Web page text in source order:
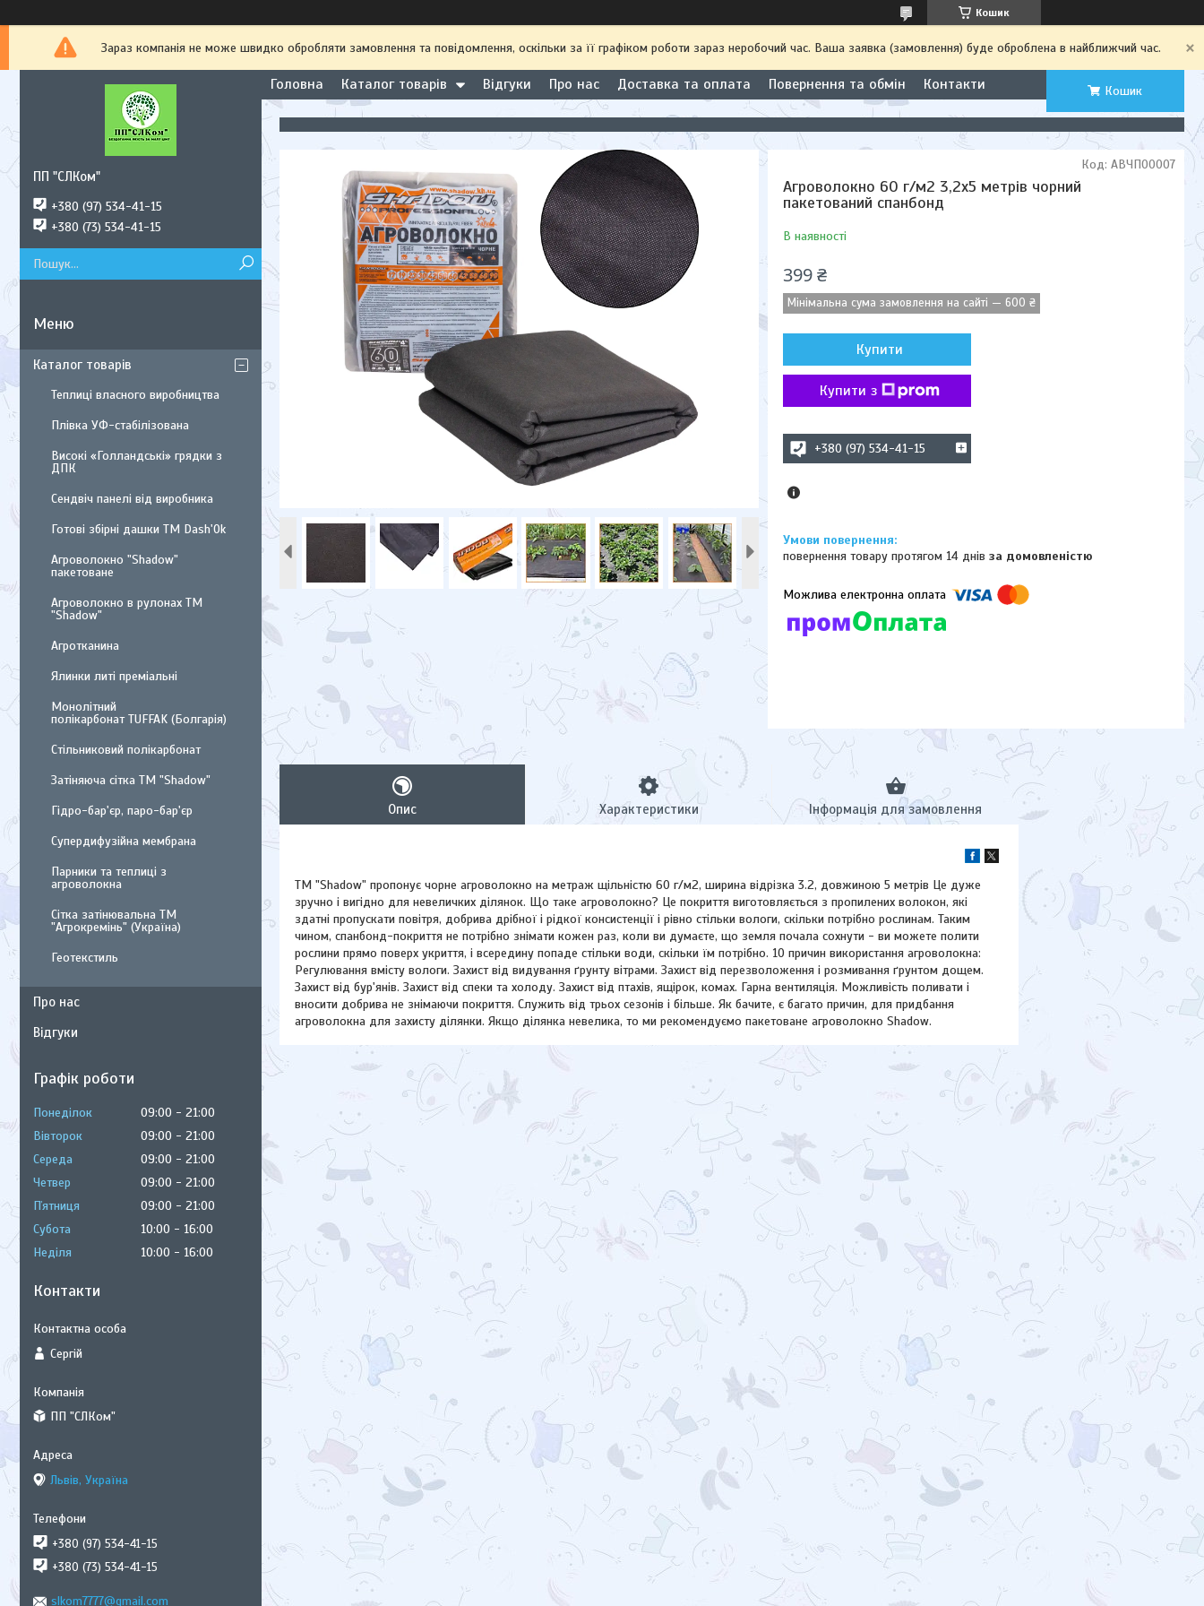
Кошик
Зараз компанія не може швидко обробляти замовлення та повідомлення, оскільки за її графіком роботи зараз неробочий час. Ваша заявка (замовлення) буде оброблена в найближчий час.
Головна Каталог товарів Відгуки Про нас Доставка та оплата Повернення та обмін Контакти Кошик
Агроволокно 60 г/м2 3,2х5 метрів чорний
пакетований спанбонд
В наявності
Код: АВЧП00007
399 ₴
Мінімальна сума замовлення на сайті — 600 ₴
Купити
Купити з
+380 (97) 534-41-15
повернення товару протягом 14 днівза домовленістю
Опис Характеристики Інформація для замовлення
ТМ "Shadow" пропонує чорне агроволокно на метраж щільністю 60 г/м2, ширина відрізка 3.2, довжиною 5 метрів Це дуже
зручно і вигідно для невеличких ділянок. Що таке агроволокно? Це покриття виготовляється з пропилених волокон, які
здатні пропускати повітря, добрива дрібної і рідкої консистенції і рівно стільки вологи, скільки потрібно рослинам. Таким
чином, спанбонд-покриття не потрібно знімати кожен раз, коли ви думаєте, що земля почала сохнути - ви можете полити
рослини прямо поверх укриття, і всередину попаде стільки води, скільки їм потрібно. 10 причин використання агроволокна:
Регулювання вмісту вологи. Захист від видування ґрунту вітрами. Захист від перезволоження і розмивання ґрунтом дощем.
Захист від бур'янів. Захист від спеки та холоду. Захист від птахів, ящірок, комах. Гарна вентиляція. Можливість поливати і
вносити добрива не знімаючи покриття. Служить від трьох сезонів і більше. Як бачите, є багато причин, для придбання
агроволокна для захисту ділянки. Якщо ділянка невелика, то ми рекомендуємо пакетоване агроволокно Shadow.
ПП "СЛКом"
+380 (97) 534-41-15
+380 (73) 534-41-15
Каталог товарів
Теплиці власного виробництва
Плівка УФ-стабілізована
Високі «Голландські» грядки з
ДПК
Сендвіч панелі від виробника
Готові збірні дашки ТМ Dash'Ok
Агроволокно "Shadow"
пакетоване
Агроволокно в рулонах ТМ
"Shadow"
Агротканина
Ялинки литі преміальні
Монолітний
полікарбонат TUFFAK (Болгарія)
Стільниковий полікарбонат
Затіняюча сітка ТМ "Shadow"
Гідро-бар'єр, паро-бар'єр
Супердифузійна мембрана
Парники та теплиці з
агроволокна
Сітка затінювальна ТМ
"Агрокремінь" (Україна)
Геотекстиль
Про нас
Відгуки
Графік роботи
Понеділок 09:00
21:00
Вівторок
09:00
21:00
Середа
09:00
21:00
Четвер
09:00
21:00
Пʼятниця
09:00
21:00
Субота
10:00
16:00
Неділя
10:00 16:00
Контакти
Сергій
ПП "СЛКом"
Львів, Україна
+380 (97) 534-41-15
+380 (73) 534-41-15
slkom7777@gmail.com